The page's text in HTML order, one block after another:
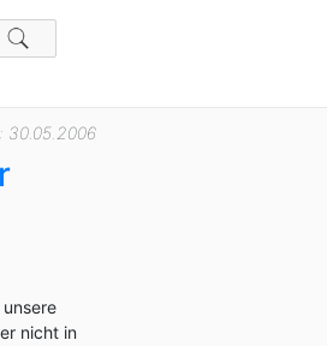
30.05.2006
nicht in